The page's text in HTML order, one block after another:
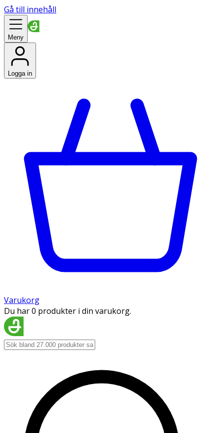
Gå till innehåll
Meny
Logga in
Varukorg
Du har 0 produkter i din varukorg.